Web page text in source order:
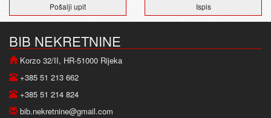
Pošalji upit Ispis
BIB NEKRETNINE
Korzo 32/II, HR-51000 Rijeka
+385 51 213 662
+385 51 214 824
bib.nekretnine@gmail.com